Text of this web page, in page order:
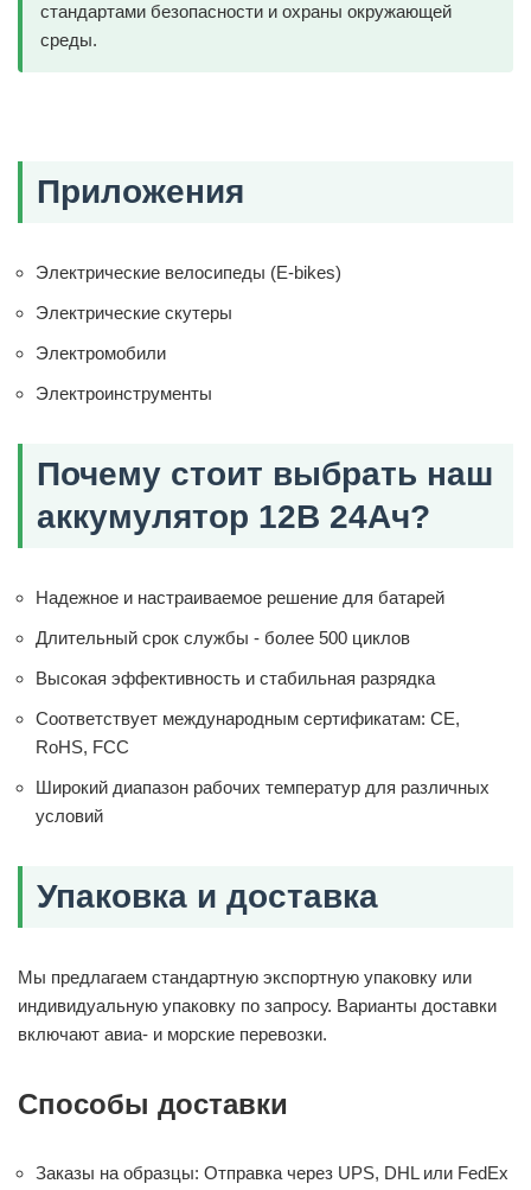
стандартами безопасности и охраны окружающей
среды.
Приложения
Электрические велосипеды (E-bikes)
Электрические скутеры
Электромобили
Электроинструменты
Почему стоит выбрать наш
аккумулятор 12В 24Ач?
Надежное и настраиваемое решение для батарей
Длительный срок службы - более 500 циклов
Высокая эффективность и стабильная разрядка
Соответствует международным сертификатам: CE,
RoHS, FCC
Широкий диапазон рабочих температур для различных
условий
Упаковка и доставка
Мы предлагаем стандартную экспортную упаковку или
индивидуальную упаковку по запросу. Варианты доставки
включают авиа- и морские перевозки.
Способы доставки
Заказы на образцы: Отправка через UPS, DHL или FedEx